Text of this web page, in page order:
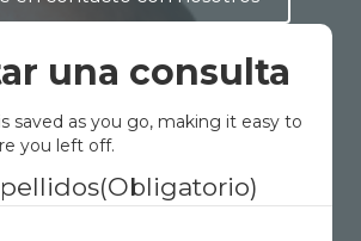
una consulta
saved as you go, making it easy to
you left off.
(Obligatorio)